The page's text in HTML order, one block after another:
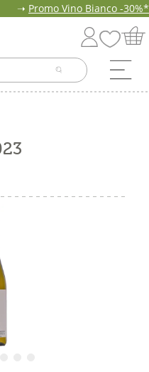
➝ Promo Vino Bianco -30%*